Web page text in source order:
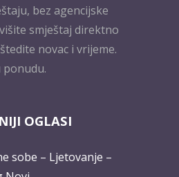
bez agencijske
smještaj direktno
novac i vrijeme.
OGLASI
sobe – Ljetovanje –